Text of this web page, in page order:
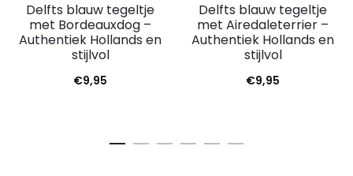
Delfts blauw tegeltje
met Bordeauxdog –
Authentiek Hollands en
stijlvol
€9,95
Delfts blauw tegeltje
met Airedaleterrier –
Authentiek Hollands en
stijlvol
€9,95